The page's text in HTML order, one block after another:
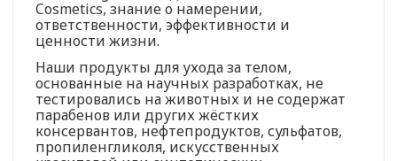
Cosmetics, знание о намерении,
ответственности, эффективности и
ценности жизни.
Наши продукты для ухода за телом,
основанные на научных разработках, не
тестировались на животных и не содержат
парабенов или других жёстких
консервантов, нефтепродуктов, сульфатов,
пропиленгликоля, искусственных